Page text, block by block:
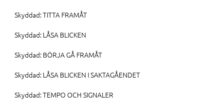
Skyddad: TITTA FRAMÅT
Skyddad: LÅSA BLICKEN
Skyddad: BÖRJA GÅ FRAMÅT
Skyddad: LÅSA BLICKEN I SAKTAGÅENDET
Skyddad: TEMPO OCH SIGNALER